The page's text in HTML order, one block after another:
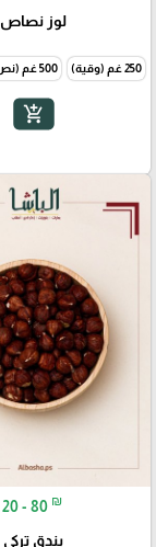
لوز نصاص
250 غم (وقية) 500 غم (نص كيلو)
add_shopping_cart
20 - 80 ₪
بندق تركي